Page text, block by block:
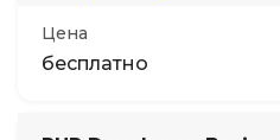
Цена
бесплатно